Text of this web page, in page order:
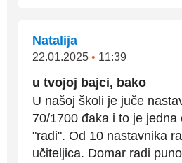
Natalija
22.01.2025 • 11:39
u tvojoj bajci, bako
U našoj školi je juče
70/1700 đaka i to je jedna
"radi". Od 10 nastavnika
učiteljica. Domar radi